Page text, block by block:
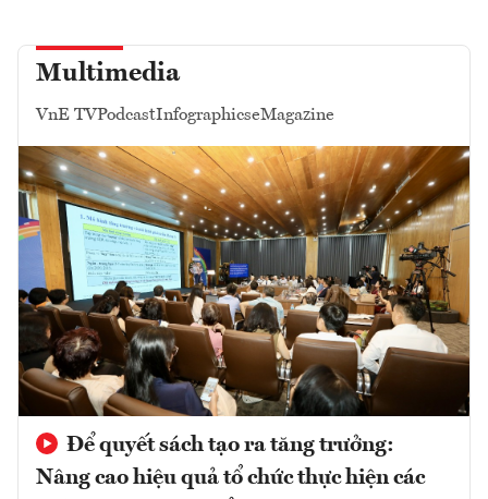
Multimedia
VnE TVPodcastInfographicseMagazine
Để quyết sách tạo ra tăng trưởng:
Nâng cao hiệu quả tổ chức thực hiện các